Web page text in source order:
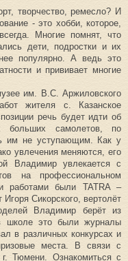
творчество, ремесло? И
- это хобби, которое,
Многие помнят, что
дети, подростки и их
популярно. А ведь это
и прививает многие
им. В.С. Аржиловского
жителя с. Казанское
речь будет идти об
больших самолетов, по
им не уступающим. Как у
увлечения меняются, его
Владимир увлекается с
на профессиональном
работами были TATRA –
Сикорского, вертолёт
Владимир берёт из
школе это были журналы
в различных конкурсах и
места. В связи с
Тюмени. Ознакомиться с